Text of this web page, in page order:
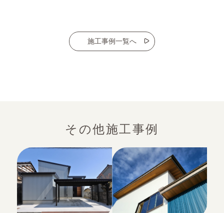
施工事例一覧へ
その他施工事例